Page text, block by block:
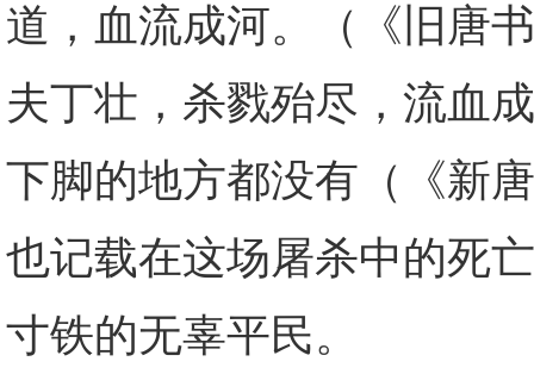
道，血流成河。（《旧唐
夫丁壮，杀戮殆尽，流血
下脚的地方都没有（《新
也记载在这场屠杀中的死
寸铁的无辜平民。